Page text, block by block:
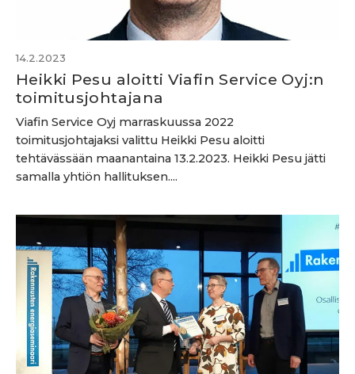
14.2.2023
Heikki Pesu aloitti Viafin Service Oyj:n
toimitusjohtajana
Viafin Service Oyj marraskuussa 2022
toimitusjohtajaksi valittu Heikki Pesu aloitti
tehtävässään maanantaina 13.2.2023. Heikki Pesu jätti
samalla yhtiön hallituksen....